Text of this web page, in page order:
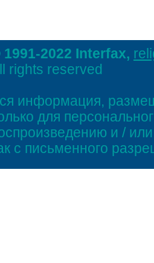
2022 Interfax,
rights reserved
информация,
для
и /
с письменного